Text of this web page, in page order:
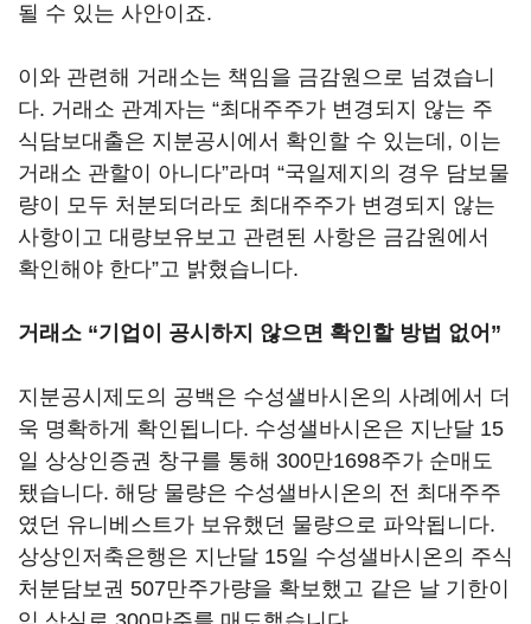
될 수 있는 사안이죠.
이와 관련해 거래소는 책임을 금감원으로 넘겼습니
다. 거래소 관계자는 “최대주주가 변경되지 않는 주
식담보대출은 지분공시에서 확인할 수 있는데, 이는
거래소 관할이 아니다”라며 “국일제지의 경우 담보물
량이 모두 처분되더라도 최대주주가 변경되지 않는
사항이고 대량보유보고 관련된 사항은 금감원에서
확인해야 한다”고 밝혔습니다.
거래소 “기업이 공시하지 않으면 확인할 방법 없어”
지분공시제도의 공백은 수성샐바시온의 사례에서 더
욱 명확하게 확인됩니다. 수성샐바시온은 지난달 15
일 상상인증권 창구를 통해 300만1698주가 순매도
됐습니다. 해당 물량은 수성샐바시온의 전 최대주주
였던 유니베스트가 보유했던 물량으로 파악됩니다.
상상인저축은행은 지난달 15일 수성샐바시온의 주식
처분담보권 507만주가량을 확보했고 같은 날 기한이